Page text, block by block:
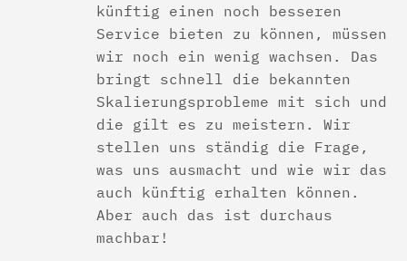
künftig einen noch besseren
Service bieten zu können, müssen
wir noch ein wenig wachsen. Das
bringt schnell die bekannten
Skalierungsprobleme mit sich und
die gilt es zu meistern. Wir
stellen uns ständig die Frage,
was uns ausmacht und wie wir das
auch künftig erhalten können.
Aber auch das ist durchaus
machbar!